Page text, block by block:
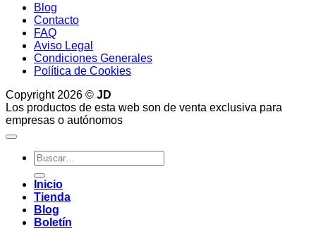
Blog
Contacto
FAQ
Aviso Legal
Condiciones Generales
Política de Cookies
Copyright 2026 © JD
Los productos de esta web son de venta exclusiva para
empresas o autónomos
Buscar
por:
Inicio
Tienda
Blog
Boletín